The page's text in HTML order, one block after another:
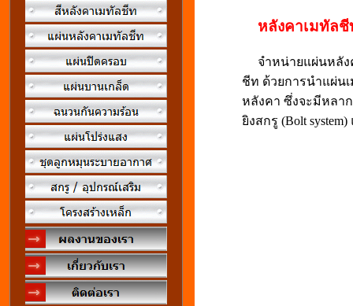
หลังคาเมทัลชี
จำหน่ายแผ่นหลัง
ชีท ด้วยการนำแผ่น
หลังคา ซึ่งจะมีหลา
ยิงสกรู (Bolt